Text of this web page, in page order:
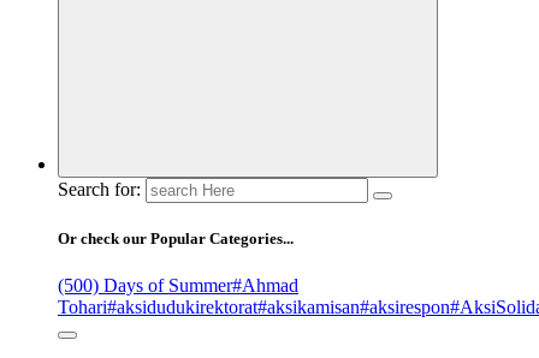
Search for:
Or check our Popular Categories...
(500) Days of Summer#Ahmad
Tohari#aksidudukirektorat#aksikamisan#aksirespon